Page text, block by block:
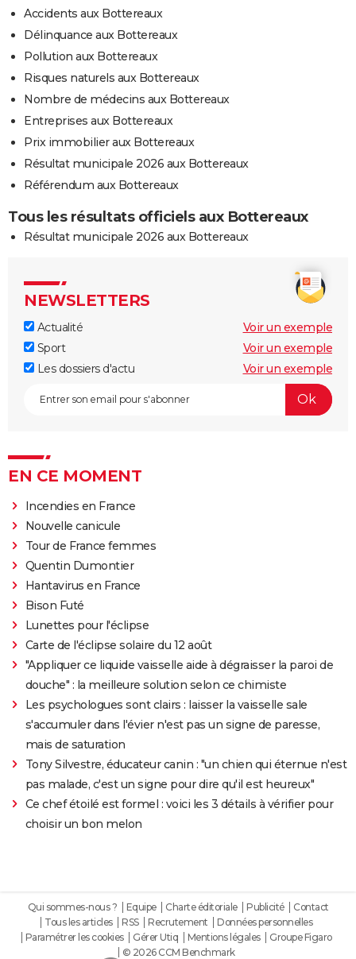
Accidents aux Bottereaux
Délinquance aux Bottereaux
Pollution aux Bottereaux
Risques naturels aux Bottereaux
Nombre de médecins aux Bottereaux
Entreprises aux Bottereaux
Prix immobilier aux Bottereaux
Résultat municipale 2026 aux Bottereaux
Référendum aux Bottereaux
Tous les résultats officiels aux Bottereaux
Résultat municipale 2026 aux Bottereaux
NEWSLETTERS
Actualité
Voir un exemple
Sport
Voir un exemple
Les dossiers d'actu
Voir un exemple
EN CE MOMENT
Incendies en France
Nouvelle canicule
Tour de France femmes
Quentin Dumontier
Hantavirus en France
Bison Futé
Lunettes pour l'éclipse
Carte de l'éclipse solaire du 12 août
"Appliquer ce liquide vaisselle aide à dégraisser la paroi de
douche" : la meilleure solution selon ce chimiste
Les psychologues sont clairs : laisser la vaisselle sale
s'accumuler dans l'évier n'est pas un signe de paresse,
mais de saturation
Tony Silvestre, éducateur canin : "un chien qui éternue n'est
pas malade, c'est un signe pour dire qu'il est heureux"
Ce chef étoilé est formel : voici les 3 détails à vérifier pour
choisir un bon melon
Qui sommes-nous ? Equipe Charte éditoriale Publicité
Contact
Tous les articles
RSS Recrutement
Données personnelles
Paramétrer les cookies
Gérer Utiq Mentions légales
Groupe Figaro
© 2026 CCM Benchmark